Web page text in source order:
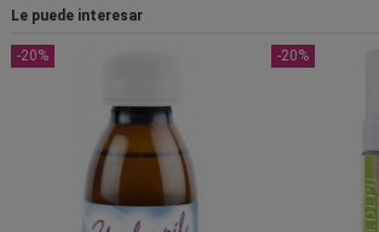
Le puede interesar
-20% -20%